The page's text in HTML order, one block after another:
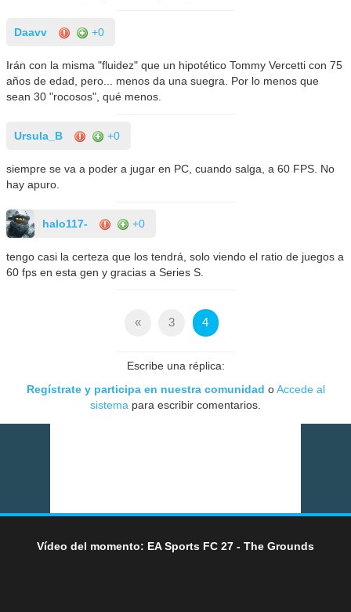
Daavv +0
Irán con la misma "fluidez" que un hipotético Tommy Vercetti con 75
años de edad, pero... menos da una suegra. Por lo menos que
sean 30 "rocosos", qué menos.
Ursula_B +0
siempre se va a poder a jugar en PC, cuando salga, a 60 FPS. No
hay apuro.
halo117- +0
tengo casi la certeza que los tendrá, solo viendo el ratio de juegos a
60 fps en esta gen y gracias a Series S.
« 3 4
Escribe una réplica:
Regístrate y participa en nuestra comunidad oAccede al
sistema para escribir comentarios.
Vídeo del momento: EA Sports FC 27 - The Grounds